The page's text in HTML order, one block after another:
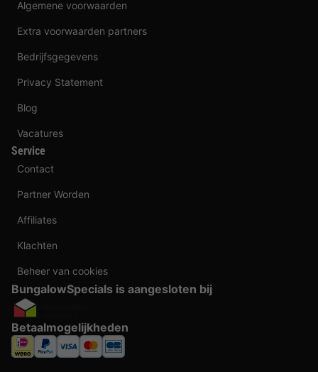
Algemene voorwaarden
Extra voorwaarden partners
Bedrijfsgegevens
Privacy Statement
Blog
Vacatures
Service
Contact
Partner Worden
Affiliates
Klachten
Beheer van cookies
BungalowSpecials is aangesloten bij
Betaalmogelijkheden